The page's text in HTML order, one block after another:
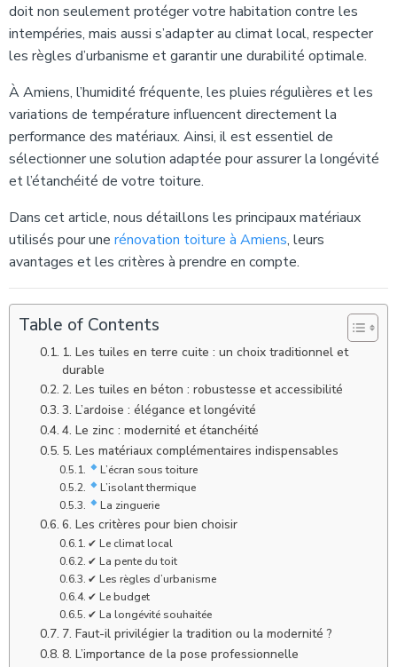
doit non seulement protéger votre habitation contre les
intempéries, mais aussi s’adapter au climat local, respecter
les règles d’urbanisme et garantir une durabilité optimale.
À Amiens, l’humidité fréquente, les pluies régulières et les
variations de température influencent directement la
performance des matériaux. Ainsi, il est essentiel de
sélectionner une solution adaptée pour assurer la longévité
et l’étanchéité de votre toiture.
Dans cet article, nous détaillons les principaux matériaux
utilisés pour une rénovation toiture à Amiens, leurs
avantages et les critères à prendre en compte.
Table of Contents
1. Les tuiles en terre cuite : un choix traditionnel et
durable
2. Les tuiles en béton : robustesse et accessibilité
3. L’ardoise : élégance et longévité
4. Le zinc : modernité et étanchéité
5. Les matériaux complémentaires indispensables
L’écran sous toiture
L’isolant thermique
La zinguerie
6. Les critères pour bien choisir
✔ Le climat local
✔ La pente du toit
✔ Les règles d’urbanisme
✔ Le budget
✔ La longévité souhaitée
7. Faut-il privilégier la tradition ou la modernité ?
8. L’importance de la pose professionnelle